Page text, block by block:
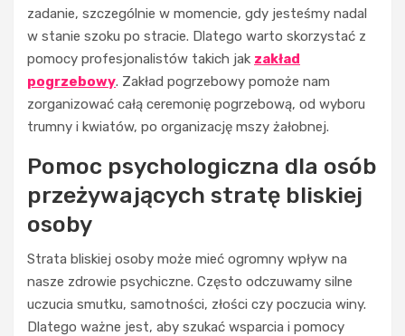
zadanie, szczególnie w momencie, gdy jesteśmy nadal
w stanie szoku po stracie. Dlatego warto skorzystać z
pomocy profesjonalistów takich jak zakład
pogrzebowy. Zakład pogrzebowy pomoże nam
zorganizować całą ceremonię pogrzebową, od wyboru
trumny i kwiatów, po organizację mszy żałobnej.
Pomoc psychologiczna dla osób
przeżywających stratę bliskiej
osoby
Strata bliskiej osoby może mieć ogromny wpływ na
nasze zdrowie psychiczne. Często odczuwamy silne
uczucia smutku, samotności, złości czy poczucia winy.
Dlatego ważne jest, aby szukać wsparcia i pomocy